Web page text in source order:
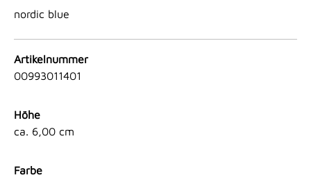
nordic blue
Artikelnummer
00993011401
Höhe
ca. 6,00 cm
Farbe